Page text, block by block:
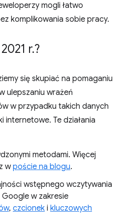
mogli łatwo
komplikowania sobie pracy.
r.?
się skupiać na pomaganiu
ulepszaniu wrażeń
w przypadku takich danych
internetowe. Te działania
metodami. Więcej
wpoście na blogu.
wstępnego wczytywania
w zakresie
, czcionek i kluczowych